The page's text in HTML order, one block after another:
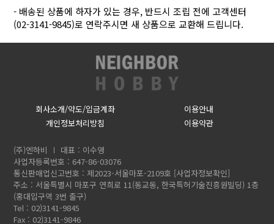
- 배송된 상품에 하자가 있는 경우, 반드시 조립 전에 고객센터
(02-3141-9845)로 연락주시면 새 상품으로 교환해 드립니다.
회사소개/약도/입금계좌
이용안내
개인정보처리방침
이용약관
(주)엔하비
대표 : 이수영
사업자등록번호 : 647-86-03076
통신판매업신고번호 : 제2023-서울마포-2109호 [사업자정보확인]
주소 : 서울특별시 마포구 연희로 11(동교동, 한국특허기술진흥원빌딩) 1층
(홍대입구역 3번 출구)
Tel : 02)3141-9845
Fax : 02)3141-9846